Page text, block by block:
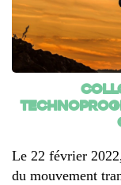
Le 22 février
du mouvement